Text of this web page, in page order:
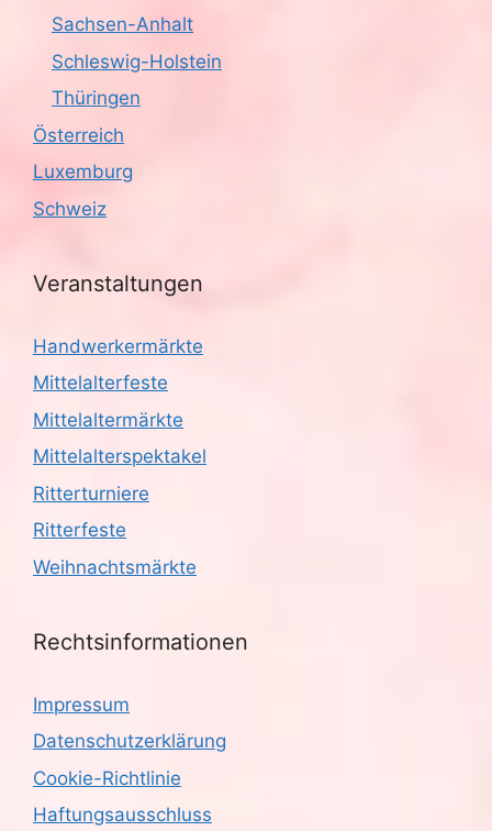
Sachsen-Anhalt
Schleswig-Holstein
Thüringen
Österreich
Luxemburg
Schweiz
Veranstaltungen
Handwerkermärkte
Mittelalterfeste
Mittelaltermärkte
Mittelalterspektakel
Ritterturniere
Ritterfeste
Weihnachtsmärkte
Rechtsinformationen
Impressum
Datenschutzerklärung
Cookie-Richtlinie
Haftungsausschluss